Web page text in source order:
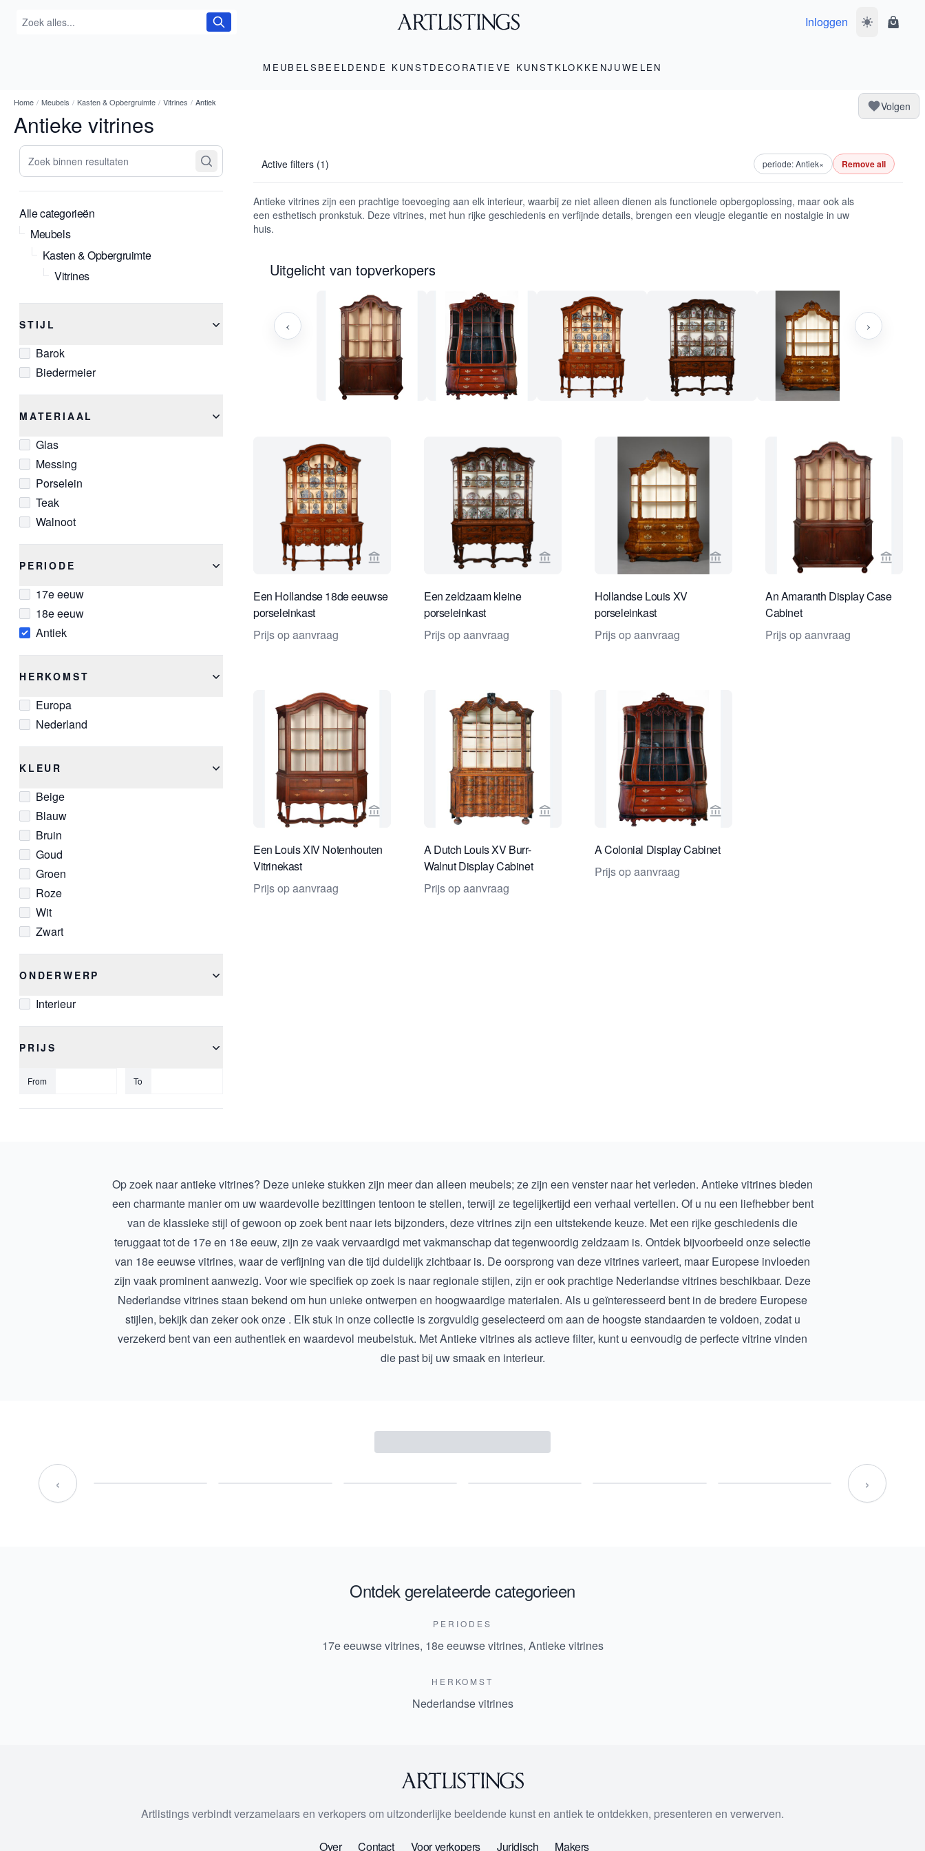
Inloggen Wissel
MEUBELS BEELDENDE KUNSTDECORATIEVE KUNST KLOKKENJUWELEN
Home / Meubels / Kasten & Opbergruimte / Vitrines / Antiek
Antieke vitrines
Volgen
Zoek binnen resultaten
Alle categorieën
Meubels
Kasten & Opbergruimte
Vitrines
STIJL
Barok
Biedermeier
MATERIAAL
Glas
Messing
Porselein
Teak
Walnoot
PERIODE
17e eeuw
18e eeuw
Antiek
HERKOMST
Europa
Nederland
KLEUR
Beige
Blauw
Bruin
Goud
Groen
Roze
Wit
Zwart
ONDERWERP
Interieur
PRIJS
From To
Active filters (1) periode: Antiek× Remove all
Antieke vitrines zijn een prachtige toevoeging aan elk interieur, waarbij ze niet alleen dienen als functionele opbergoplossing, maar ook als
een esthetisch pronkstuk. Deze vitrines, met hun rijke geschiedenis en verfijnde details, brengen een vleugje elegantie en nostalgie in uw
huis.
Uitgelicht van topverkopers
‹ ›
Bekijk verkoperspagina van Limburg Antiquairs
Een Hollandse 18de eeuwse
porseleinkast
Prijs op aanvraag
Bekijk verkoperspagina van Limburg Antiquairs
Een zeldzaam kleine
porseleinkast
Prijs op aanvraag
Bekijk verkoperspagina van Kollenburg
Hollandse Louis XV
porseleinkast
Prijs op aanvraag
Bekijk
An Amaranth Display Case
Cabinet
Prijs op aanvraag
Bekijk verkoperspagina van Van Nie Antiquairs
Een Louis XIV Notenhouten
Vitrinekast
Prijs op aanvraag
Bekijk verkoperspagina van Van Nie Antiquairs
A Dutch Louis XV Burr-
Walnut Display Cabinet
Prijs op aanvraag
Bekijk verkoperspagina van Van Nie
A Colonial Display Cabinet
Prijs op aanvraag
Op zoek naar antieke vitrines? Deze unieke stukken zijn meer dan alleen meubels; ze zijn een venster naar het verleden. Antieke vitrines bieden
een charmante manier om uw waardevolle bezittingen tentoon te stellen, terwijl ze tegelijkertijd een verhaal vertellen. Of u nu een liefhebber bent
van de klassieke stijl of gewoon op zoek bent naar iets bijzonders, deze vitrines zijn een uitstekende keuze. Met een rijke geschiedenis die
teruggaat tot de 17e en 18e eeuw, zijn ze vaak vervaardigd met vakmanschap dat tegenwoordig zeldzaam is. Ontdek bijvoorbeeld onze selectie
van 18e eeuwse vitrines, waar de verfijning van die tijd duidelijk zichtbaar is. De oorsprong van deze vitrines varieert, maar Europese invloeden
zijn vaak prominent aanwezig. Voor wie specifiek op zoek is naar regionale stijlen, zijn er ook prachtige Nederlandse vitrinesbeschikbaar. Deze
Nederlandse vitrines staan bekend om hun unieke ontwerpen en hoogwaardige materialen. Als u geïnteresseerd bent in de bredere Europese
stijlen, bekijk dan zeker ook onze . Elk stuk in onze collectie is zorgvuldig geselecteerd om aan de hoogste standaarden te voldoen, zodat u
verzekerd bent van een authentiek en waardevol meubelstuk. MetAntieke vitrinesals actieve filter, kunt u eenvoudig de perfecte vitrine vinden
die past bij uw smaak en interieur.
‹ ›
Ontdek gerelateerde categorieen
PERIODES
17e eeuwse vitrines, 18e eeuwse vitrines, Antieke vitrines
HERKOMST
Nederlandse vitrines
Artlistings verbindt verzamelaars en verkopers om uitzonderlijke beeldende kunst en antiek te ontdekken, presenteren en verwerven.
Over Contact Voor verkopers Juridisch Makers